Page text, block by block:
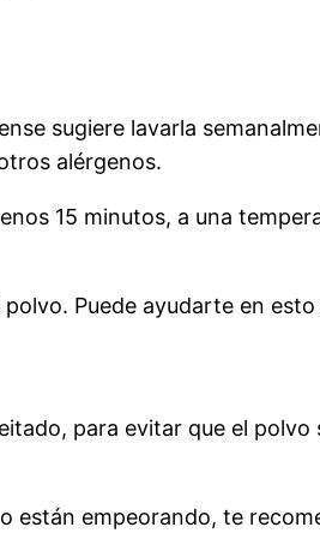
sugiere lavarla
alérgenos.
15 minutos, a una
Puede ayudarte en
para evitar que el
están empeorando, te